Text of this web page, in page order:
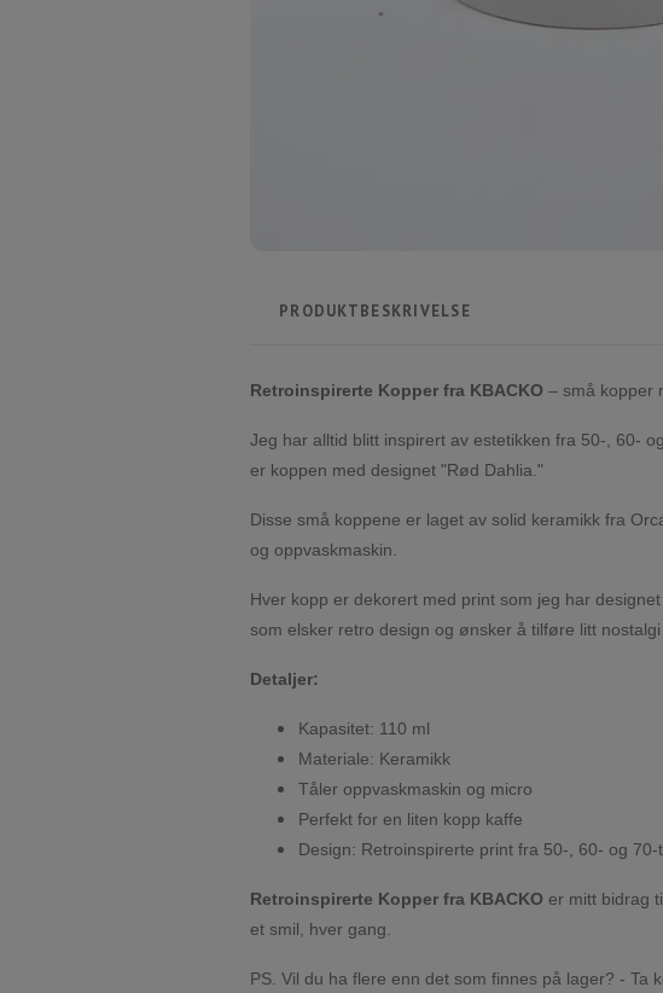
PRODUKTBESKRIVELSE
Retroinspirerte Kopper fra KBACKO – små kopper
Jeg har alltid blitt inspirert av estetikken fra 50-, 60-
er koppen med designet "Rød Dahlia."
Disse små koppene er laget av solid keramikk fra
og oppvaskmaskin.
Hver kopp er dekorert med print som jeg har
som elsker retro design og ønsker å tilføre litt
Detaljer:
Kapasitet: 110 ml
Materiale: Keramikk
Tåler oppvaskmaskin og micro
Perfekt for en liten kopp kaffe
Design: Retroinspirerte print fra 50-, 60- og
Retroinspirerte Kopper fra KBACKO er mitt bidrag
et smil, hver gang.
PS. Vil du ha flere enn det som finnes på lager? - Ta